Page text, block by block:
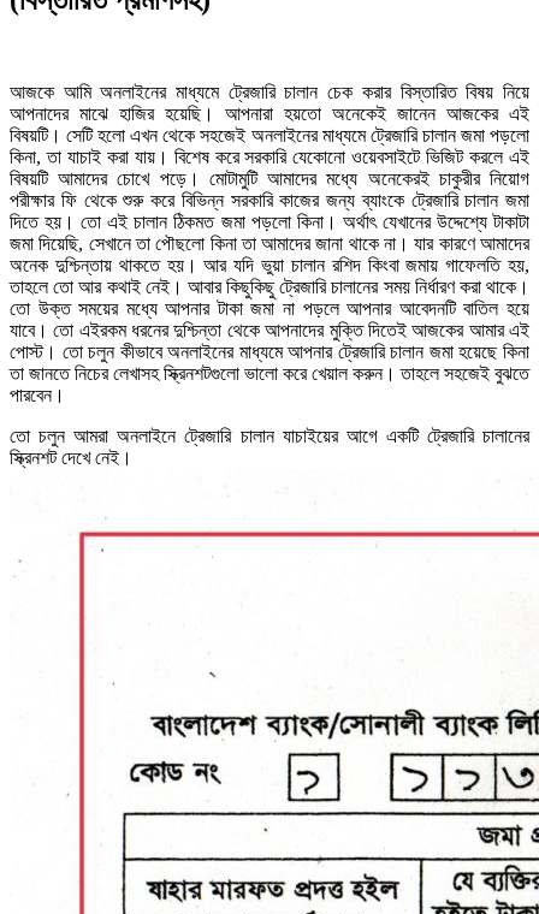
আজকে আমি অনলাইনের মাধ্যমে ট্রেজারি চালান চেক করার বিস্তারিত বিষয় নিয়ে
আপনাদের মাঝে হাজির হয়েছি। আপনারা হয়তো অনেকেই জানেন আজকের এই
বিষয়টি। সেটি হলো এখন থেকে সহজেই অনলাইনের মাধ্যমে ট্রেজারি চালান জমা পড়লো
কিনা, তা যাচাই করা যায়। বিশেষ করে সরকারি যেকোনো ওয়েবসাইটে ভিজিট করলে এই
বিষয়টি আমাদের চোখে পড়ে। মোটামুটি আমাদের মধ্যে অনেকেরই চাকুরীর নিয়োগ
পরীক্ষার ফি থেকে শুরু করে বিভিন্ন সরকারি কাজের জন্য ব্যাংকে ট্রেজারি চালান জমা
দিতে হয়। তো এই চালান ঠিকমত জমা পড়লো কিনা। অর্থাৎ যেখানের উদ্দেশ্যে টাকাটা
জমা দিয়েছি, সেখানে তা পৌছলো কিনা তা আমাদের জানা থাকে না। যার কারণে আমাদের
অনেক দুশ্চিন্তায় থাকতে হয়। আর যদি ভুয়া চালান রশিদ কিংবা জমায় গাফেলতি হয়,
তাহলে তো আর কথাই নেই। আবার কিছুকিছু ট্রেজারি চালানের সময় নির্ধারণ করা থাকে।
তো উক্ত সময়ের মধ্যে আপনার টাকা জমা না পড়লে আপনার আবেদনটি বাতিল হয়ে
যাবে। তো এইরকম ধরনের দুশ্চিন্তা থেকে আপনাদের মুক্তি দিতেই আজকের আমার এই
পোস্ট। তো চলুন কীভাবে অনলাইনের মাধ্যমে আপনার ট্রেজারি চালান জমা হয়েছে কিনা
তা জানতে নিচের লেখাসহ স্ক্রিনশটগুলো ভালো করে খেয়াল করুন। তাহলে সহজেই বুঝতে
পারবেন।
তো চলুন আমরা অনলাইনে ট্রেজারি চালান যাচাইয়ের আগে একটি ট্রেজারি চালানের
স্ক্রিনশট দেখে নেই।